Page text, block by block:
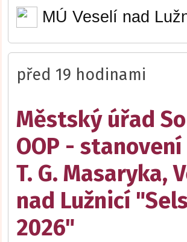
MÚ Veselí nad
před 19 hodinami
Městský úřad
OOP -
T. G. Masaryka,
nad Lužnicí
2026"